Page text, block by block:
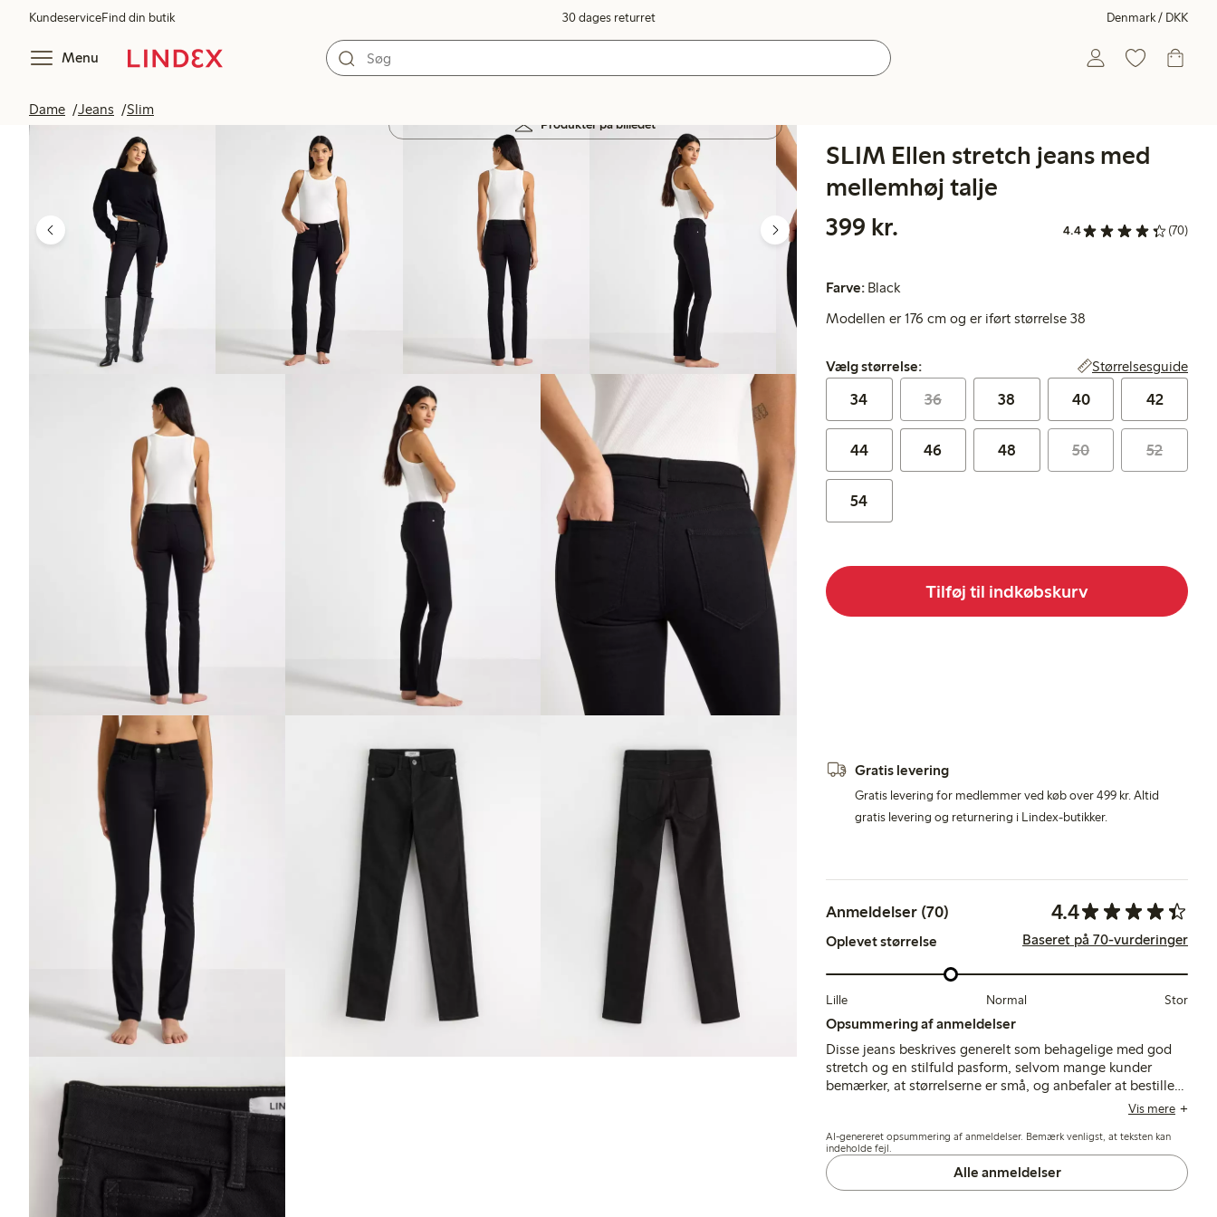
KundeserviceFind din butik 30 dages returret Denmark / DKK
Menu
Dame Jeans Slim
Produkter på billedet
SLIM Ellen stretch jeans med
mellemhøj talje
399 kr.
4.4 (70)
Farve: Black
Modellen er 176 cm og er iført størrelse 38
Vælg størrelse:
Vælg størrelse: Størrelsesguide
34 36 38 40 42
44 46 48 50 52
54
Tilføj til indkøbskurv
Gratis levering
Gratis levering for medlemmer ved køb over 499 kr. Altid
gratis levering og returnering i Lindex-butikker.
Anmeldelser (70) 4.4
Oplevet størrelse Baseret på 70-vurderinger
Lille Normal Stor
Opsummering af anmeldelser
Disse jeans beskrives generelt som behagelige med god
stretch og en stilfuld pasform, selvom mange kunder
bemærker, at størrelserne er små, og anbefaler at bestille
en eller to størrelser større. Nogle nævner, at længden og
problemer med stofirritation og pasform omkring taljen.
Vis mere
AI-genereret opsummering af anmeldelser. Bemærk venligst, at teksten kan
indeholde fejl.
Alle anmeldelser